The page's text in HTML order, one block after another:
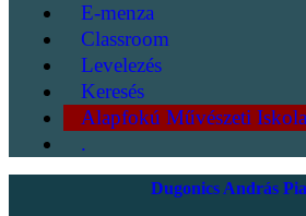
E-menza
Classroom
Levelezés
Keresés
Alapfokú Művészeti Iskola
.
Dugonics András